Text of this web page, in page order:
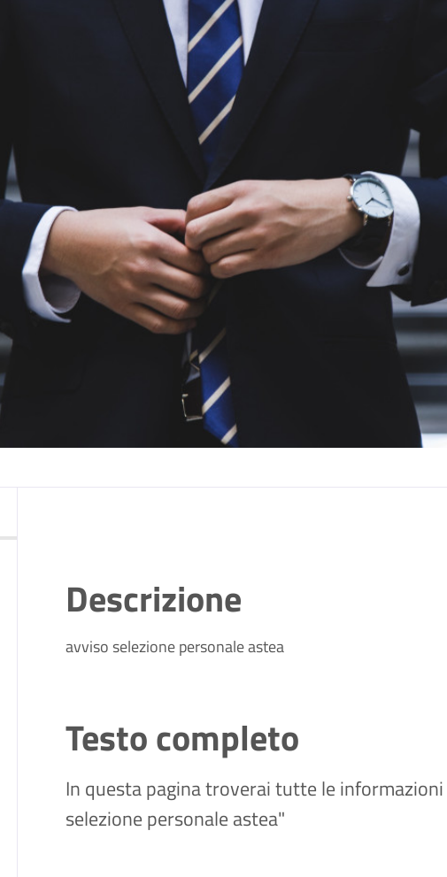
Descrizione
avviso selezione personale astea
Testo completo
In questa pagina troverai tutte le
selezione personale astea"